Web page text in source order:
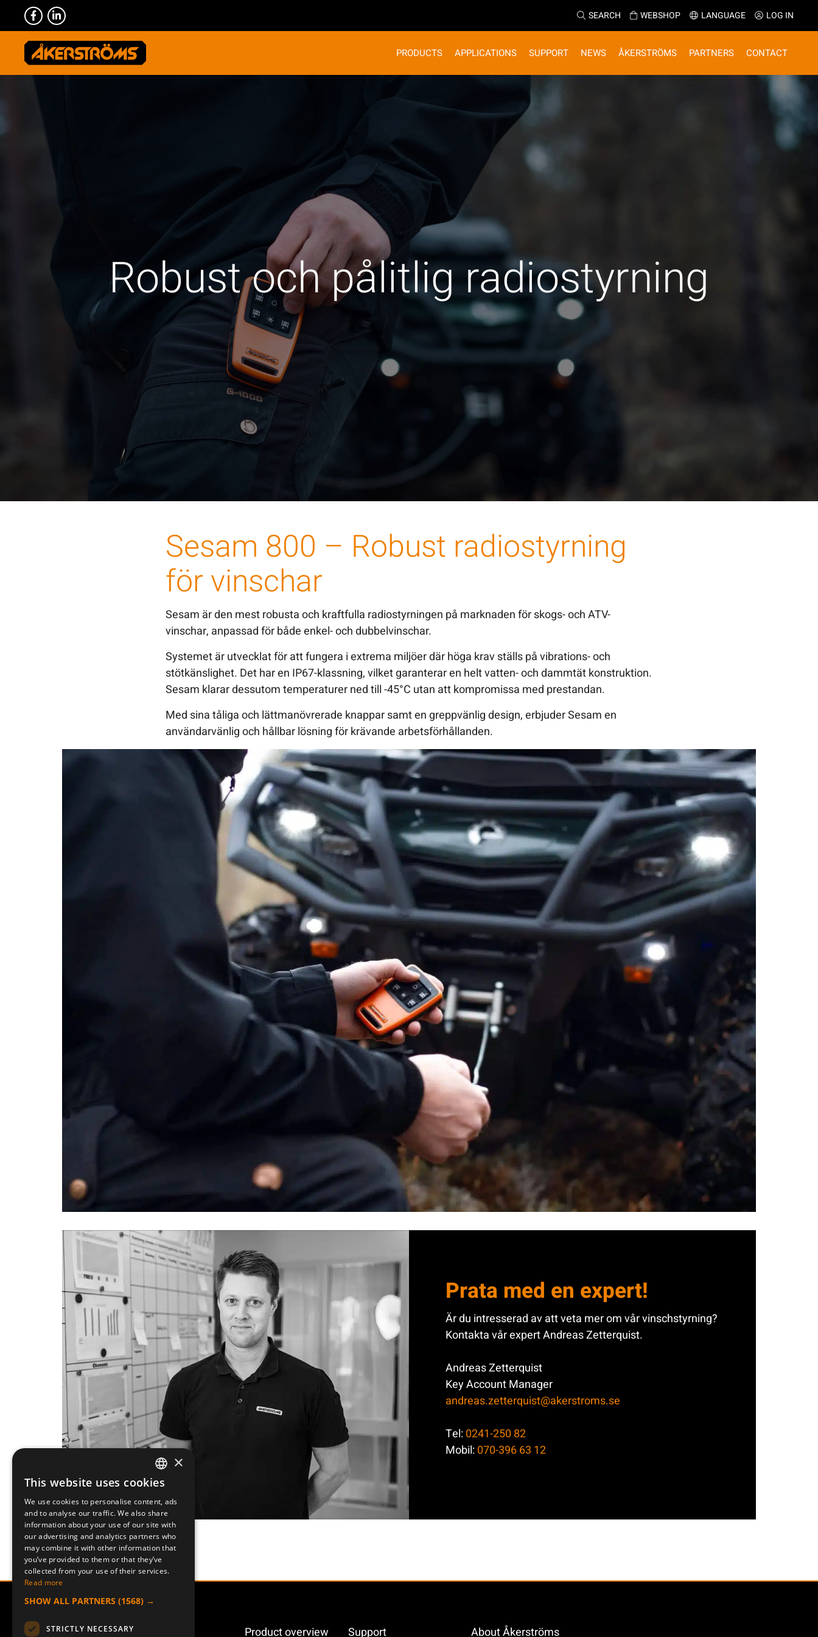
SEARCH WEBSHOP LANGUAGE LOG IN
PRODUCTS APPLICATIONS SUPPORT NEWS ÅKERSTRÖMS PARTNERS CONTACT
Robust och pålitlig radiostyrning
Sesam 800 – Robust radiostyrning
för vinschar
Sesam är den mest robusta och kraftfulla radiostyrningen på marknaden för skogs- och ATV-
vinschar, anpassad för både enkel- och dubbelvinschar.
Systemet är utvecklat för att fungera i extrema miljöer där höga krav ställs på vibrations- och
stötkänslighet. Det har en IP67-klassning, vilket garanterar en helt vatten- och dammtät konstruktion.
Sesam klarar dessutom temperaturer ned till -45°C utan att kompromissa med prestandan.
Med sina tåliga och lättmanövrerade knappar samt en greppvänlig design, erbjuder Sesam en
användarvänlig och hållbar lösning för krävande arbetsförhållanden.
Prata med en expert!
Är du intresserad av att veta mer om vår vinschstyrning?
Kontakta vår expert Andreas Zetterquist.
Andreas Zetterquist
Key Account Manager
andreas.zetterquist@akerstroms.se
Tel:0241-250 82
Mobil:070-396 63 12
Product overview Support About Åkerströms
SWEDISH
ENGLISH
DEUTSCH
×
This website uses cookies
We use cookies to personalise content, ads
and to analyse our traffic. We also share
information about your use of our site with
our advertising and analytics partners who
may combine it with other information that
you’ve provided to them or that they’ve
collected from your use of their services.
Read more
SHOW ALL PARTNERS (1568) →
STRICTLY NECESSARY